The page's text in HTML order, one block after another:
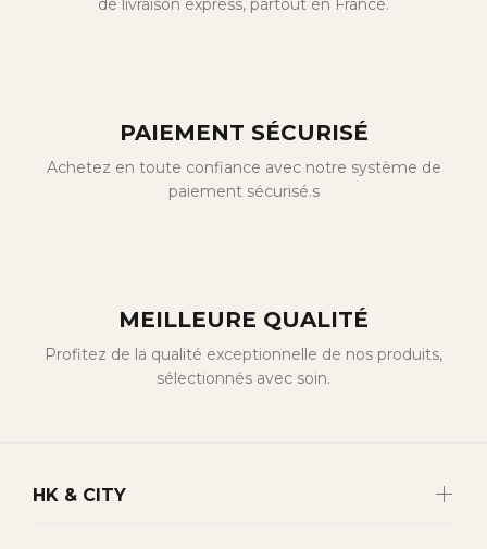
de livraison express, partout en France.
PAIEMENT SÉCURISÉ
Achetez en toute confiance avec notre système de
paiement sécurisé.s
MEILLEURE QUALITÉ
Profitez de la qualité exceptionnelle de nos produits,
sélectionnés avec soin.
HK & CITY